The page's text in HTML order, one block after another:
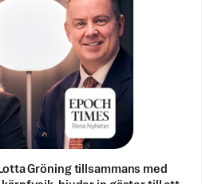
Gröning tillsammans med